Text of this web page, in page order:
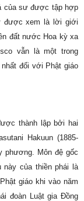
của sư được tập hợp
được xem là lời giới
đất nước Hoa kỳ xa
vẫn là một trong
đối với Phật giáo
thành lập bởi hai
Hakuun (1885-
phương. Môn đệ gốc
này của thiền phái là
giáo khi vào năm
đoàn Luật gia Đồng